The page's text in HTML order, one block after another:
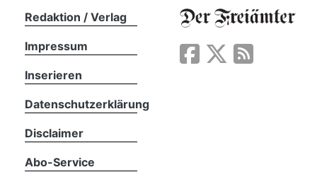
Redaktion / Verlag
Impressum
Inserieren
Datenschutzerklärung
Disclaimer
Abo-Service